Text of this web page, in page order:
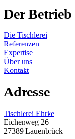
Der Betrieb
Die Tischlerei
Referenzen
Expertise
Über uns
Kontakt
Adresse
Tischlerei Ehrke
Eichenweg 26
27389 Lauenbrück